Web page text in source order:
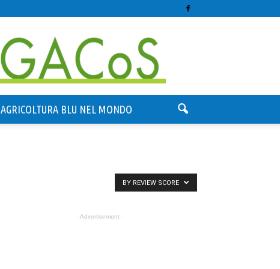
AGRICOLTURA BLU NEL MONDO
BY REVIEW SCORE
- Advertisement -